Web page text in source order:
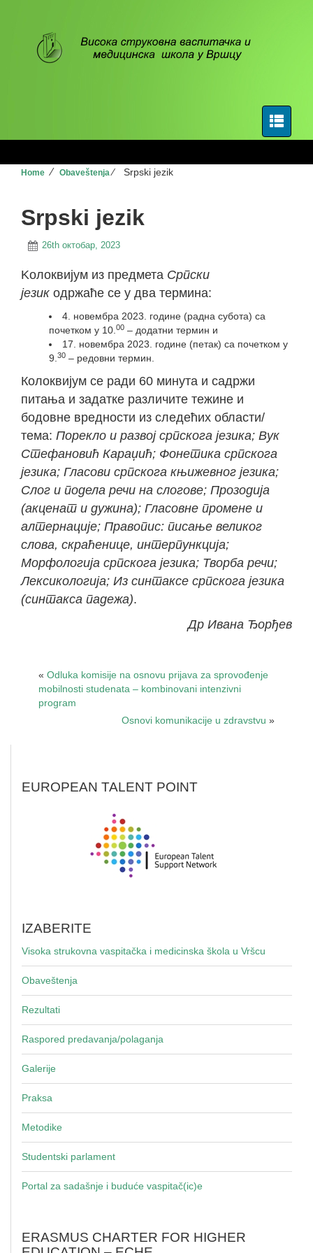
Home ⁄ Obaveštenja⁄ Srpski jezik
Srpski jezik
26th октобар, 2023
Kолоквијум из предмета Српски
језик одржаће се у два термина:
4. новембра 2023. године (радна субота) са
почетком у 10. 00 – додатни термин и
17. новембра 2023. године (петак) са почетком у
9. 30 – редовни термин.
Колоквијум се ради 60 минута и садржи
питања и задатке различите тежине и
бодовне вредности из следећих области/
тема: Порекло и развој српскога језика; Вук
Стефановић Караџић; Фонетика српскога
језика; Гласови српскога књижевног језика;
Слог и подела речи на слогове; Прозодија
(акценат и дужина); Гласовне промене и
алтернације; Правопис: писање великог
слова, скраћенице, интерпункција;
Морфологија српскога језика; Творба речи;
Лексикологија; Из синтаксе српскога језика
(синтакса падежа).
Др Ивана Ђорђев
« Odluka komisije na osnovu prijava za sprovođenje
mobilnosti studenata – kombinovani intenzivni
program
Osnovi komunikacije u zdravstvu »
EUROPEAN TALENT POINT
IZABERITE
Visoka strukovna vaspitačka i medicinska škola u Vršcu
Obaveštenja
Rezultati
Raspored predavanja/polaganja
Galerije
Praksa
Metodike
Studentski parlament
Portal za sadašnje i buduće vaspitač(ic)e
ERASMUS CHARTER FOR HIGHER